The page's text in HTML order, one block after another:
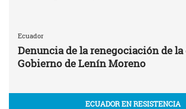
Ecuador
Denuncia de la renegociación de la
Gobierno de Lenín Moreno
ECUADOR EN RESISTENCIA